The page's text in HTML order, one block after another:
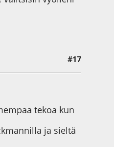
#17
tekoa kun
ja sieltä